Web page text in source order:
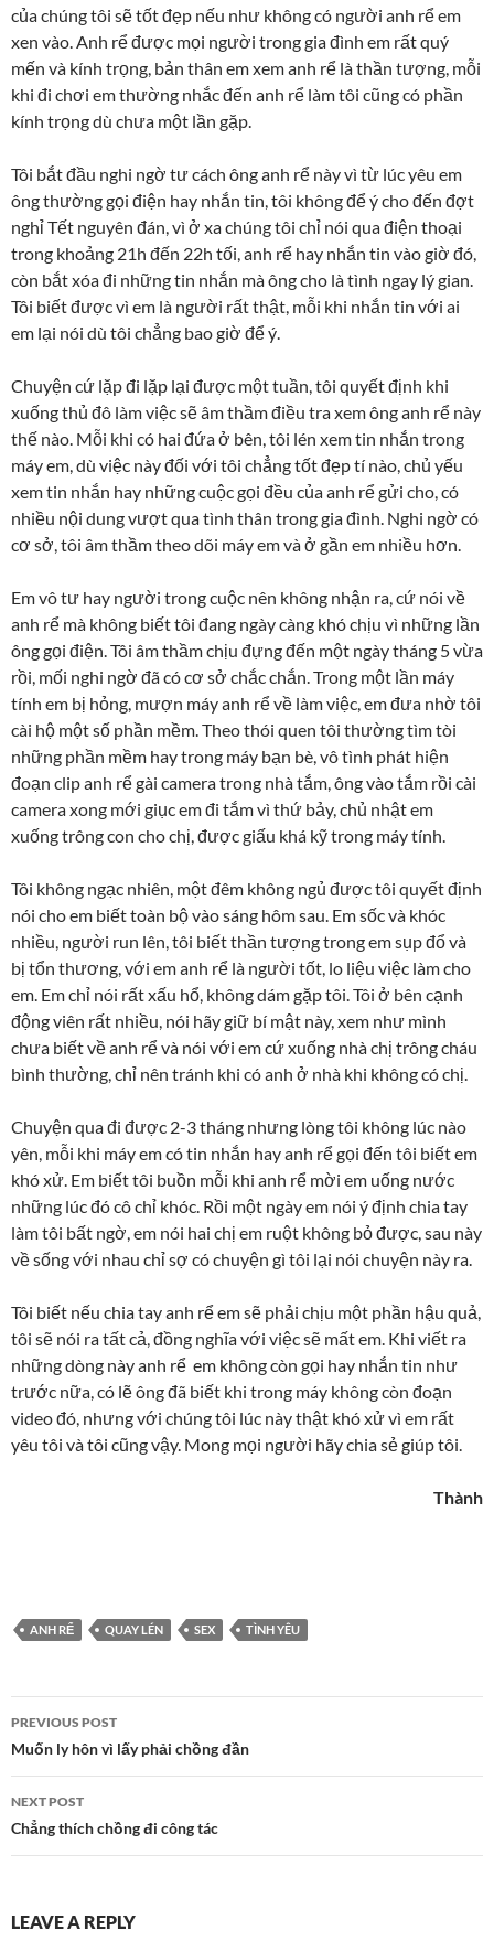
của chúng tôi sẽ tốt đẹp nếu như không có người anh rể em
xen vào. Anh rể được mọi người trong gia đình em rất quý
mến và kính trọng, bản thân em xem anh rể là thần tượng, mỗi
khi đi chơi em thường nhắc đến anh rể làm tôi cũng có phần
kính trọng dù chưa một lần gặp.
Tôi bắt đầu nghi ngờ tư cách ông anh rể này vì từ lúc yêu em
ông thường gọi điện hay nhắn tin, tôi không để ý cho đến đợt
nghỉ Tết nguyên đán, vì ở xa chúng tôi chỉ nói qua điện thoại
trong khoảng 21h đến 22h tối, anh rể hay nhắn tin vào giờ đó,
còn bắt xóa đi những tin nhắn mà ông cho là tình ngay lý gian.
Tôi biết được vì em là người rất thật, mỗi khi nhắn tin với ai
em lại nói dù tôi chẳng bao giờ để ý.
Chuyện cứ lặp đi lặp lại được một tuần, tôi quyết định khi
xuống thủ đô làm việc sẽ âm thầm điều tra xem ông anh rể này
thế nào. Mỗi khi có hai đứa ở bên, tôi lén xem tin nhắn trong
máy em, dù việc này đối với tôi chẳng tốt đẹp tí nào, chủ yếu
xem tin nhắn hay những cuộc gọi đều của anh rể gửi cho, có
nhiều nội dung vượt qua tình thân trong gia đình. Nghi ngờ có
cơ sở, tôi âm thầm theo dõi máy em và ở gần em nhiều hơn.
Em vô tư hay người trong cuộc nên không nhận ra, cứ nói về
anh rể mà không biết tôi đang ngày càng khó chịu vì những lần
ông gọi điện. Tôi âm thầm chịu đựng đến một ngày tháng 5 vừa
rồi, mối nghi ngờ đã có cơ sở chắc chắn. Trong một lần máy
tính em bị hỏng, mượn máy anh rể về làm việc, em đưa nhờ tôi
cài hộ một số phần mềm. Theo thói quen tôi thường tìm tòi
những phần mềm hay trong máy bạn bè, vô tình phát hiện
đoạn clip anh rể gài camera trong nhà tắm, ông vào tắm rồi cài
camera xong mới giục em đi tắm vì thứ bảy, chủ nhật em
xuống trông con cho chị, được giấu khá kỹ trong máy tính.
Tôi không ngạc nhiên, một đêm không ngủ được tôi quyết định
nói cho em biết toàn bộ vào sáng hôm sau. Em sốc và khóc
nhiều, người run lên, tôi biết thần tượng trong em sụp đổ và
bị tổn thương, với em anh rể là người tốt, lo liệu việc làm cho
em. Em chỉ nói rất xấu hổ, không dám gặp tôi. Tôi ở bên cạnh
động viên rất nhiều, nói hãy giữ bí mật này, xem như mình
chưa biết về anh rể và nói với em cứ xuống nhà chị trông cháu
bình thường, chỉ nên tránh khi có anh ở nhà khi không có chị.
Chuyện qua đi được 2-3 tháng nhưng lòng tôi không lúc nào
yên, mỗi khi máy em có tin nhắn hay anh rể gọi đến tôi biết em
khó xử. Em biết tôi buồn mỗi khi anh rể mời em uống nước
những lúc đó cô chỉ khóc. Rồi một ngày em nói ý định chia tay
làm tôi bất ngờ, em nói hai chị em ruột không bỏ được, sau này
về sống với nhau chỉ sợ có chuyện gì tôi lại nói chuyện này ra.
Tôi biết nếu chia tay anh rể em sẽ phải chịu một phần hậu quả,
tôi sẽ nói ra tất cả, đồng nghĩa với việc sẽ mất em. Khi viết ra
những dòng này anh rể em không còn gọi hay nhắn tin như
trước nữa, có lẽ ông đã biết khi trong máy không còn đoạn
video đó, nhưng với chúng tôi lúc này thật khó xử vì em rất
yêu tôi và tôi cũng vậy. Mong mọi người hãy chia sẻ giúp tôi.
Thành
ANH RỂ QUAY LÉN SEX TÌNH YÊU
Post
navigation
PREVIOUS POST
Muốn ly hôn vì lấy phải chồng đần
NEXT POST
Chẳng thích chồng đi công tác
LEAVE A REPLY